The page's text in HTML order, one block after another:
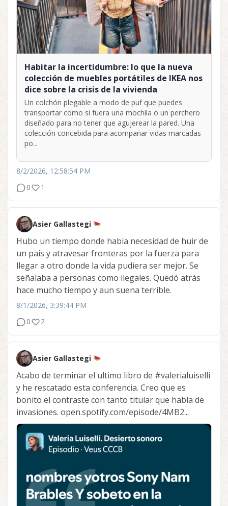
Habitar la incertidumbre: lo que la nueva
colección de muebles portátiles de IKEA nos
dice sobre la crisis de la vivienda
Un colchón plegable a modo de puf que puedes
transportar como si fuera una mochila o un perchero
diseñado para no tener que agujerear la pared. Una
colección concebida para acompañar vidas marcadas
po...
8/2/2026, 12:58:54 PM
0
1
Asier Gallastegi
Hubo un tiempo donde habia necesidad de huir de
un pais y atravesar fronteras por la fuerza para
llegar a otro donde la vida pudiera ser mejor. Se
señalaba a personas como ilegales. Quedó atrás
hace mucho tiempo y aun suena terrible.
8/1/2026, 3:39:44 PM
0
2
Asier Gallastegi
Acabo de terminar el ultimo libro de #valerialuiselli
y he rescatado esta conferencia. Creo que es
bonito el contraste con tanto titular que habla de
invasiones. open.spotify.com/episode/4MB2...